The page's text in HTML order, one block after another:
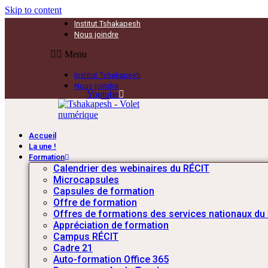
Skip to content
Institut Tshakapesh
Nous joindre
Menu
Institut Tshakapesh
Nous joindre
Youtube
Accueil
La une !
Formation
Calendrier des webinaires du RÉCIT
Microcapsules
Capsules de formation
Offre de formation
Offres de formations des services nationaux du
Appréciation de formation
Campus RÉCIT
Cadre 21
Auto-formation Office 365